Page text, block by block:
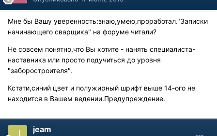
Мне бы Вашу уверенность:знаю,умею,проработал."Записки
начинающего сварщика" на форуме читали?
Не совсем понятно,что Вы хотите - нанять специалиста-
наставника или просто подучиться до уровня
"заборостроителя".
Кстати,синий цвет и полужирный шрифт выше 14-ого не
находится в Вашем ведении.Предупреждение.
jeam